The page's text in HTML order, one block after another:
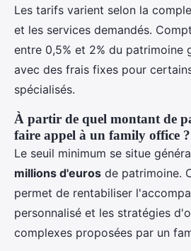
Les tarifs varient selon la
et les services demandés.
entre 0,5% et 2% du patrimoine
avec des frais fixes pour
spécialisés.
À partir de quel montant de
faire appel à un family office ?
Le seuil minimum se situe
millions d'euros de patrimoine.
permet de rentabiliser
personnalisé et les stratégies
complexes proposées par un